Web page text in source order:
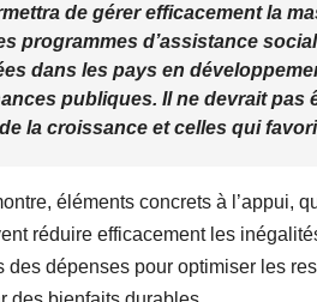
de gérer efficacement la
programmes d’assistance
dans les pays en
publiques. Il ne devrait pas
la croissance et celles qui
éléments concrets à l’appui,
réduire efficacement les
des dépenses pour optimiser les